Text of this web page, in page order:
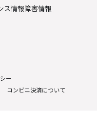
ス情報障害情報
ー
コンビニ決済について